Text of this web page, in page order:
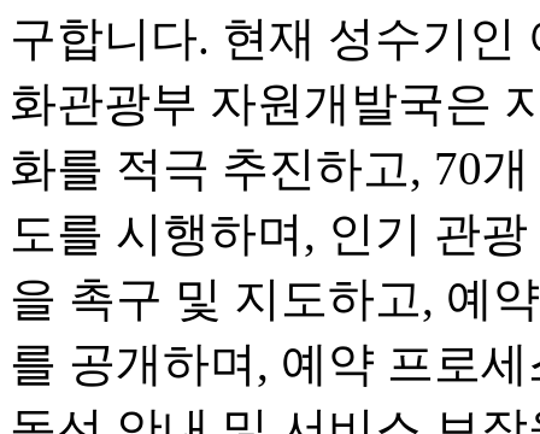
구합니다. 현재 성수기인
화관광부 자원개발국은
화를 적극 추진하고, 70
도를 시행하며, 인기 관
을 촉구 및 지도하고, 예
를 공개하며, 예약 프로